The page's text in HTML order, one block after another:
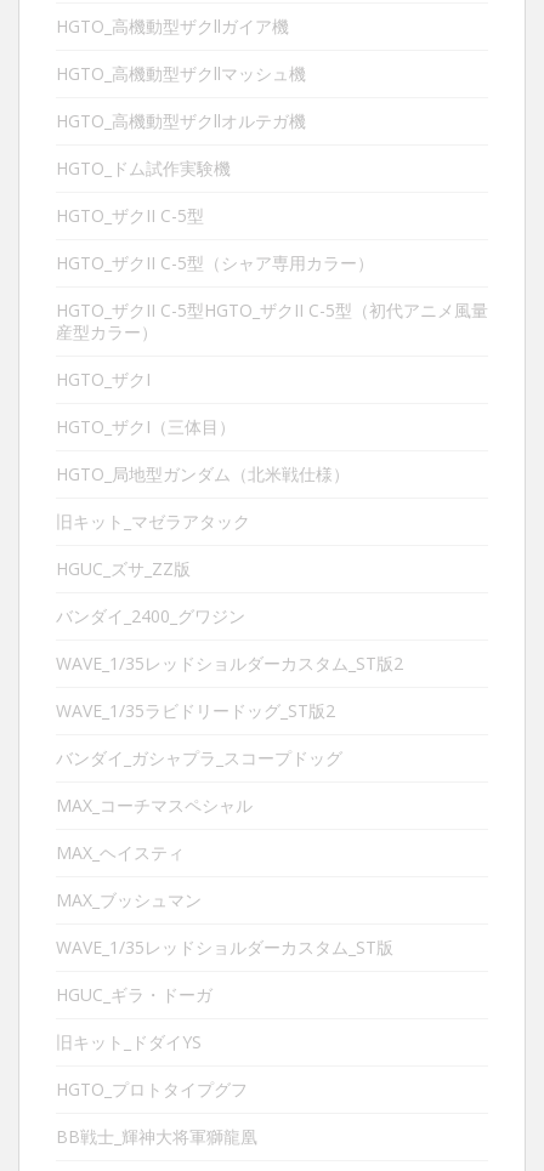
HGTO_高機動型ザクllガイア機
HGTO_高機動型ザクllマッシュ機
HGTO_高機動型ザクllオルテガ機
HGTO_ドム試作実験機
HGTO_ザクII C-5型
HGTO_ザクII C-5型（シャア専用カラー）
HGTO_ザクII C-5型HGTO_ザクII C-5型（初代アニメ風量
産型カラー）
HGTO_ザクI
HGTO_ザクI（三体目）
HGTO_局地型ガンダム（北米戦仕様）
旧キット_マゼラアタック
HGUC_ズサ_ZZ版
バンダイ_2400_グワジン
WAVE_1/35レッドショルダーカスタム_ST版2
WAVE_1/35ラビドリードッグ_ST版2
バンダイ_ガシャプラ_スコープドッグ
MAX_コーチマスペシャル
MAX_ヘイスティ
MAX_ブッシュマン
WAVE_1/35レッドショルダーカスタム_ST版
HGUC_ギラ・ドーガ
旧キット_ドダイYS
HGTO_プロトタイプグフ
BB戦士_輝神大将軍獅龍凰